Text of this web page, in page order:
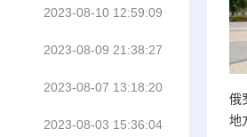
2023-08-10 12:59:09
2023-08-09 21:38:27
2023-08-07 13:18:20
2023-08-03 15:36:04
俄
地